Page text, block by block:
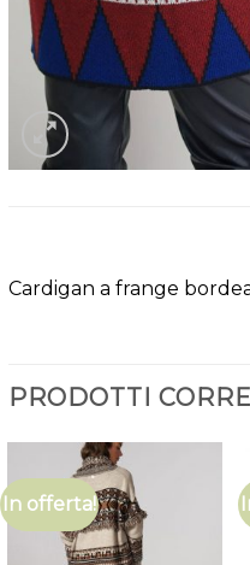
Cardigan a frange
PRODOTTI
In offerta!